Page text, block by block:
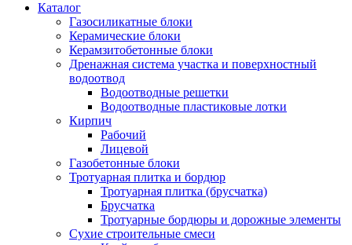
Каталог
Газосиликатные блоки
Керамические блоки
Керамзитобетонные блоки
Дренажная система участка и поверхностный
водоотвод
Водоотводные решетки
Водоотводные пластиковые лотки
Кирпич
Рабочий
Лицевой
Газобетонные блоки
Тротуарная плитка и бордюр
Тротуарная плитка (брусчатка)
Брусчатка
Тротуарные бордюры и дорожные элементы
Сухие строительные смеси